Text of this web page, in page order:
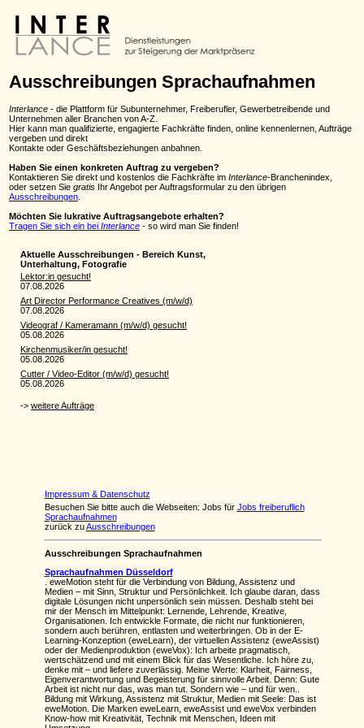
Ausschreibungen Sprachaufnahmen
Interlance - die Plattform für Subunternehmer, Freiberufler, Gewerbetreibende und
Unternehmen aller Branchen von A-Z.
Hier kann man qualifizierte, engagierte Fachkräfte finden, online kennenlernen, Aufträge
vergeben und direkt
Kontakte oder Geschäftsbeziehungen anbahnen.
Haben Sie einen konkreten Auftrag zu vergeben?
Kontaktieren Sie direkt und kostenlos die Fachkräfte im Interlance-Branchenindex,
oder setzen Sie gratis Ihr Angebot per Auftragsformular zu den übrigen
Ausschreibungen.
Möchten Sie lukrative Auftragsangebote erhalten?
Tragen Sie sich ein bei Interlance - so wird man Sie finden!
Impressum & Datenschutz
Besuchen Sie bitte auch die Webseiten: Jobs für Jobs freiberuflich
Sprachaufnahmen
zurück zuAusschreibungen
Ausschreibungen Sprachaufnahmen
Sprachaufnahmen Düsseldorf
. eweMotion steht für die Verbindung von Bildung, Assistenz und
Medien – mit Sinn, Struktur und Persönlichkeit. Ich glaube daran, dass
digitale Lösungen nicht unpersönlich sein müssen. Deshalb steht bei
mir der Mensch im Mittelpunkt: Lernende, Lehrende, Kreative,
Organisationen. Ich entwickle Formate, die nicht nur funktionieren,
sondern auch berühren, entlasten und weiterbringen. Ob in der E-
Learning-Konzeption (eweLearn), der virtuellen Assistenz (eweAssist)
oder der Medienproduktion (eweVox): Ich arbeite pragmatisch,
wertschätzend und mit einem Blick für das Wesentliche. Ich höre zu,
denke mit – und liefere zuverlässig. Meine Werte: Klarheit, Fairness,
Eigenverantwortung und Begeisterung für sinnvolle Arbeit. Denn: Gute
Arbeit ist nicht nur das, was man tut. Sondern wie – und für wen..
Bildung mit Wirkung, Assistenz mit Struktur, Medien mit Seele: Das ist
eweMotion. Die Marken eweLearn, eweAssist und eweVox verbinden
Know-how mit Kreativität, Technik mit Menschen, Ideen mit